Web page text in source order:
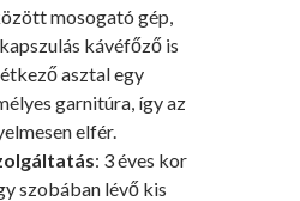
mosogató gép,
kávéfőző is
asztal egy
garnitúra, így az
elfér.
: 3 éves kor
szobában lévő kis